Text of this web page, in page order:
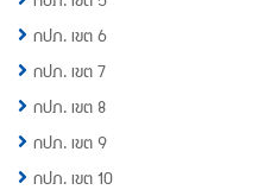
กปภ. เขต 6
กปภ. เขต 7
กปภ. เขต 8
กปภ. เขต 9
กปภ. เขต 10